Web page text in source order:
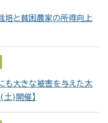
培と貧困農家の所得向上
も大きな被害を与えた太
)開催】